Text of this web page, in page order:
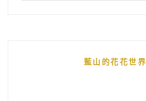
藍山的花花世界